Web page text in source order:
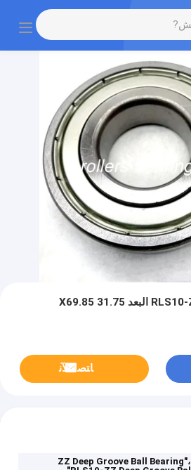
حلقات الكرة العميقة RLS10-ZZ البعد 31.75 X69.85
ﺎﺘﺼﻟ ﺍﻶﻧ
"ZZ Deep Groove Ball Bearing"،